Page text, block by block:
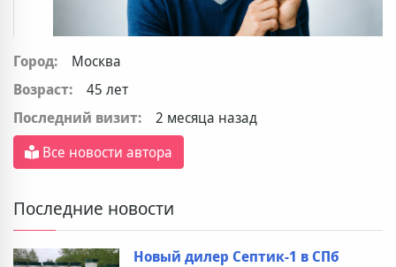
Город:
Москва
Возраст:
45 лет
Последний визит:
2 месяца назад
Все новости автора
Последние новости
Новый дилер Септик-1 в СПб